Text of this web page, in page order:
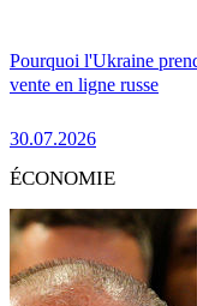
Pourquoi l'Ukraine
vente en ligne russe
30.07.2026
ÉCONOMIE